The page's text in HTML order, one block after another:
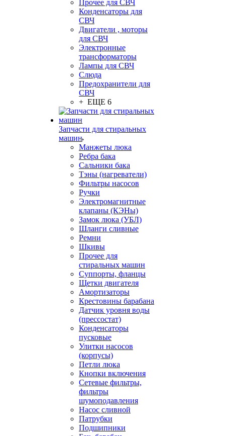
Прочее для СВЧ
Конденсаторы для
СВЧ
Двигатели , моторы
для СВЧ
Электронные
трансформаторы
Лампы для СВЧ
Слюда
Предохранители для
СВЧ
+ ЕЩЕ 6
Запчасти для стиральных
машин
Манжеты люка
Ребра бака
Сальники бака
Тэны (нагреватели)
Фильтры насосов
Ручки
Электромагнитные
клапаны (КЭНы)
Замок люка (УБЛ)
Шланги сливные
Ремни
Шкивы
Прочее для
стиральных машин
Суппорты, фланцы
Щетки двигателя
Амортизаторы
Крестовины барабана
Датчик уровня воды
(прессостат)
Конденсаторы
пусковые
Улитки насосов
(корпусы)
Петли люка
Кнопки включения
Сетевые фильтры,
фильтры
шумоподавления
Насос сливной
Патрубки
Подшипники